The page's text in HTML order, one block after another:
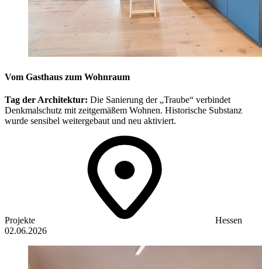
Vom Gasthaus zum Wohnraum
Tag der Architektur: Die Sanierung der „Traube“ verbindet
Denkmalschutz mit zeitgemäßem Wohnen. Historische Substanz
wurde sensibel weitergebaut und neu aktiviert.
Projekte
Hessen
02.06.2026